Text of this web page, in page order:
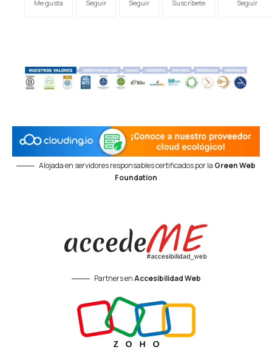
Me gusta Seguir Seguir Suscríbete Seguir
Alojada en servidores responsables certificados por la Green Web
Foundation
Partners enAccesibilidad Web